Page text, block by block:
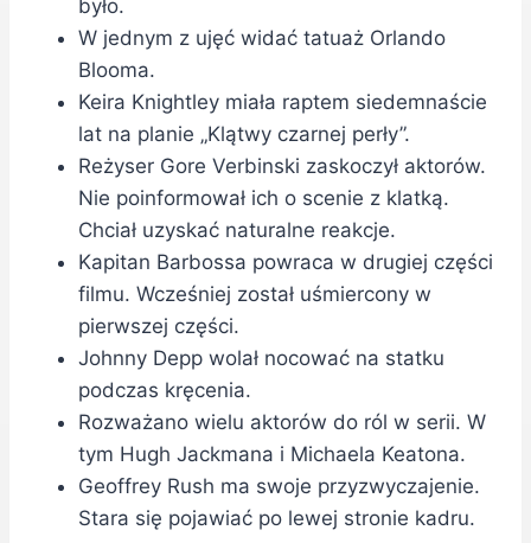
było.
W jednym z ujęć widać tatuaż Orlando
Blooma.
Keira Knightley miała raptem siedemnaście
lat na planie „Klątwy czarnej perły”.
Reżyser Gore Verbinski zaskoczył aktorów.
Nie poinformował ich o scenie z klatką.
Chciał uzyskać naturalne reakcje.
Kapitan Barbossa powraca w drugiej części
filmu. Wcześniej został uśmiercony w
pierwszej części.
Johnny Depp wolał nocować na statku
podczas kręcenia.
Rozważano wielu aktorów do ról w serii. W
tym Hugh Jackmana i Michaela Keatona.
Geoffrey Rush ma swoje przyzwyczajenie.
Stara się pojawiać po lewej stronie kadru.